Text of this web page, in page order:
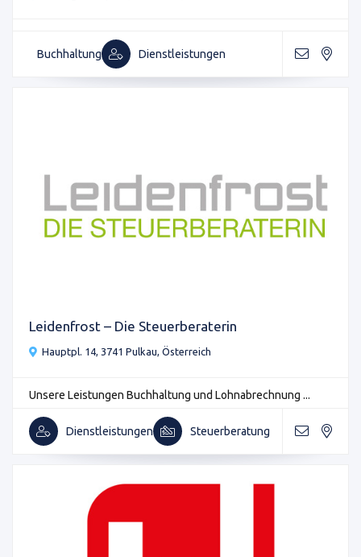
Buchhaltung Dienstleistungen
Leidenfrost – Die Steuerberaterin
Hauptpl. 14, 3741 Pulkau, Österreich
Unsere Leistungen Buchhaltung und Lohnabrechnung ...
Dienstleistungen Steuerberatung